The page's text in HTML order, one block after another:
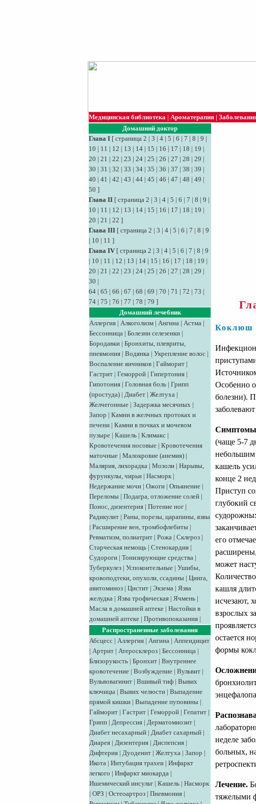
Медицинская библиотека | Ароматерапия |
Домашний доктор
Глава I [ страница 2 | 3 | 4 | 5 | 6 | 7 | 8 | 9 |
10 | 11 | 12 | 13 | 14 | 15 | 16 | 17 | 18 | 19 |
20 | 21 | 22 | 23 | 24 | 25 | 26 | 27 | 28 | 29 |
30 | 31 | 32 | 33 | 34 | 35 | 36 | 37 | 38 | 39 |
40 | 41 | 42 | 43 | 44 | 45 | 46 | 47 | 48 | 49 |
50 ]
Глава II [ страница 2 | 3 | 4 | 5 | 6 | 7 | 8 | 9 |
10 | 11 | 12 | 13 | 14 | 15 | 16 | 17 | 18 | 19 |
20 | 21 | 22 ]
Глава III [ страница 2 | 3 | 4 | 5 | 6 | 7 | 8 | 9
| 10 | 11 ]
Глава IV [ страница 2 | 3 | 4 | 5 | 6 | 7 | 8 | 9
| 10 | 11 | 12 | 13 | 14 | 15 | 16 | 17 | 18 | 19 |
20 | 21 | 22 | 23 | 24 | 25 | 26 | 27 | 28 | 29 |
30 |
64 | 65 | 66 | 67 | 68 | 69 | 70 | 71 | 72 | 73 |
74 | 75 | 76 | 77 | 78 | 79 ]
Домашний лечебник
Аллергия | Алкоголизм | Ангина | Астма |
Бессонница | Болезни селезенки |
Бородавки | Бронхиты, плевриты,
пневмония | Водянка | Укрепление волос |
Воспаление яичников | Гайморит |
Гастрит | Геморрой | Гипертония |
Гипотония | Головная боль | Грипп
(простуда) | Диабет | Желтуха |
Желчегонные | Задержка месячных |
Запор | Камни в желчных протоках и
печени | Камни в почках и мочевом
пузыре | Кашель | Климакс |
Кровотечения носовые | Кровотечения
маточные | Малокровие (анемия) |
Малярия, лихорадка | Мозоли | Нарывы,
фурункулы, чирьи | Насморк |
Недержание мочи | Ожоги | Опьянение |
Переломы | Подагра, отложение солей |
Понос, дизентерия | Потение ног |
Радикулит | Раны, порезы, царапины, язвы
| Расширение вен, тромбофлебиты |
Ревматизм, полиатрит | Рожа | Склероз |
Старческая немощь | Стенокардия |
Судороги | Тонизирующие средства |
Туберкулез | Успокоительные | Ушибы,
кровоподтеки, опухоли, ссадины | Цинга,
авитоминоз | Цистит | Экзема | Язва
желудка | Язва трофическая | Ячмень |
Масла в домашней аптеке | Настойки в
домашней аптеке | Противопоказания |
Распространенные заболевания
Абсцесс | Аллергия | Ангина | Аппендицит
| Артрит | Атеросклероз | Бессонница |
Близорукость | Бронхит | Внутреннее
кровотечение | Возбуждение | Вульвит |
Вульвовагинит | Вшивый тиф | Вывих
ключицы | Вывих челюсти | Выпадение
прямой кишки | Выпадение пуповины |
Гайморит | Гастрит | Геморрой | Гепатит |
Грипп | Депрессия | Дерматомиозит |
Диабет несахарный | Диабет сахарный |
Диарея | Дизентерия | Диспепсия |
Дифтерия | Дуоденит | Желтуха | Запор |
Икота | Интубация трахеи | Инфаркт
легкого | Инфаркт миокарда |
Ишемический инсульт | Кашель | Насморк
| ОРЗ | Остеоартроз | Пневмония |
Коклюш
Особенно
болезни).
Симптомы
(чаще 5-7
небольшим
кашель
конце 2
Приступ
глубокий
его
расширены,
может
кашля
исчезают,
взрослых
остается
формы
неделе
больных,
Лечение.
тяжелыми